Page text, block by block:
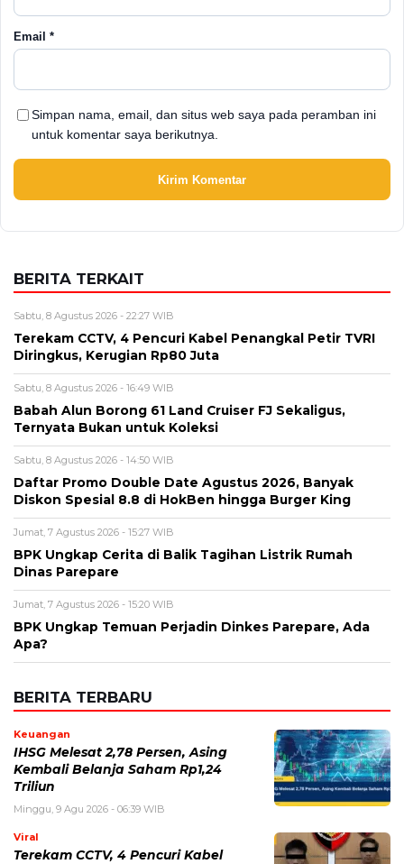
Email *
Simpan nama, email, dan situs web saya pada peramban ini
untuk komentar saya berikutnya.
BERITA TERKAIT
Sabtu, 8 Agustus 2026 - 22:27 WIB
Terekam CCTV, 4 Pencuri Kabel Penangkal Petir TVRI
Diringkus, Kerugian Rp80 Juta
Sabtu, 8 Agustus 2026 - 16:49 WIB
Babah Alun Borong 61 Land Cruiser FJ Sekaligus,
Ternyata Bukan untuk Koleksi
Sabtu, 8 Agustus 2026 - 14:50 WIB
Daftar Promo Double Date Agustus 2026, Banyak
Diskon Spesial 8.8 di HokBen hingga Burger King ‎
Jumat, 7 Agustus 2026 - 15:27 WIB
BPK Ungkap Cerita di Balik Tagihan Listrik Rumah
Dinas Parepare
Jumat, 7 Agustus 2026 - 15:20 WIB
BPK Ungkap Temuan Perjadin Dinkes Parepare, Ada
Apa?
BERITA TERBARU
Keuangan
IHSG Melesat 2,78 Persen, Asing
Kembali Belanja Saham Rp1,24
Triliun
Minggu, 9 Agu 2026 - 06:39 WIB
Viral
Terekam CCTV, 4 Pencuri Kabel